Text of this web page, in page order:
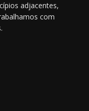
adjacentes,
com